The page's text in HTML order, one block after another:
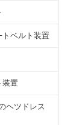
トベルト装置
装置
ヘツドレス